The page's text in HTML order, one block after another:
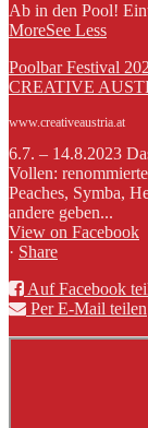
Ab in den Pool!
MoreSee Less
Poolbar Festival
CREATIVE
www.creativeaustria.at
6.7. – 14.8.2023
Vollen:
Peaches, Symba,
andere geben...
View on Facebook
· Share
Auf Facebook
Per E-Mail teilen